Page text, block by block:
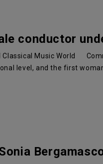
conductor
Classical Music World
level, and the first